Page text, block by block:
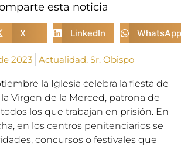
esta noticia
X LinkedIn WhatsApp
2023 Actualidad, Sr. Obispo
la Iglesia celebra la fiesta de
Virgen de la Merced, patrona de
los que trabajan en prisión. En
en los centros penitenciarios se
concursos o festivales que